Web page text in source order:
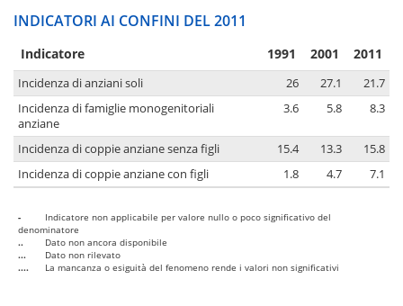
INDICATORI AI CONFINI DEL 2011
Indicatore 1991 2001 2011
Incidenza di anziani soli 26 27.1
21.7
Incidenza di famiglie monogenitoriali
anziane
3.6 5.8 8.3
Incidenza di coppie anziane senza figli 15.4 13.3
15.8
Incidenza di coppie anziane con figli
1.8 4.7 7.1
-
Indicatore non applicabile per valore nullo o poco significativo del
denominatore
..
Dato non ancora disponibile
...
Dato non rilevato
....
La mancanza o esiguità del fenomeno rende i valori non significativi